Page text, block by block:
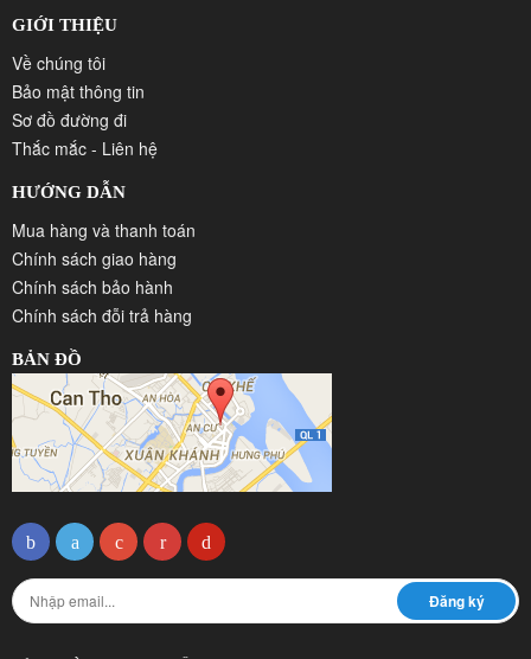
GIỚI THIỆU
Về chúng tôi
Bảo mật thông tin
Sơ đồ đường đi
Thắc mắc - Liên hệ
HƯỚNG DẪN
Mua hàng và thanh toán
Chính sách giao hàng
Chính sách bảo hành
Chính sách đỗi trả hàng
BẢN ĐỒ